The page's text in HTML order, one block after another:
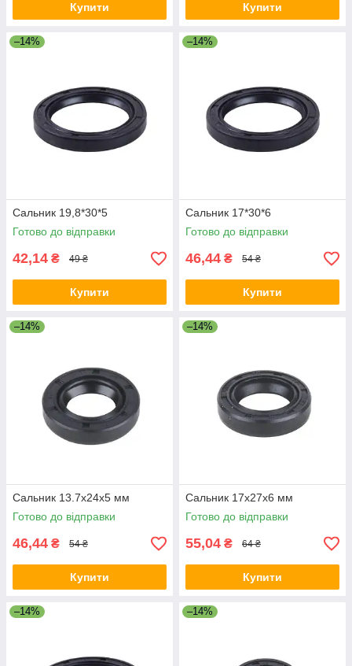
Купити Купити
–14%
Сальник 19,8*30*5
Готово до відправки
42,14 ₴ 49 ₴
Купити
–14%
Сальник 17*30*6
Готово до відправки
46,44 ₴ 54 ₴
Купити
–14%
Сальник 13.7x24x5 мм
Готово до відправки
46,44 ₴ 54 ₴
Купити
–14%
Сальник 17x27x6 мм
Готово до відправки
55,04 ₴ 64 ₴
Купити
–14% –14%